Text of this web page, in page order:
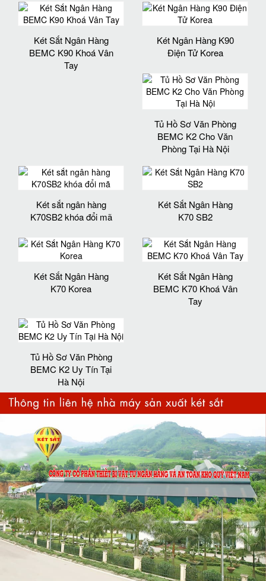
Két Sắt Ngân Hàng
BEMC K90 Khoá Vân
Tay
Két Ngân Hàng K90
Điện Tử Korea
Tủ Hồ Sơ Văn Phòng
BEMC K2 Cho Văn
Phòng Tại Hà Nội
Két sắt ngân hàng
K70SB2 khóa đổi mã
Két Sắt Ngân Hàng
K70 SB2
Két Sắt Ngân Hàng
K70 Korea
Két Sắt Ngân Hàng
BEMC K70 Khoá Vân
Tay
Tủ Hồ Sơ Văn Phòng
BEMC K2 Uy Tín Tại
Hà Nội